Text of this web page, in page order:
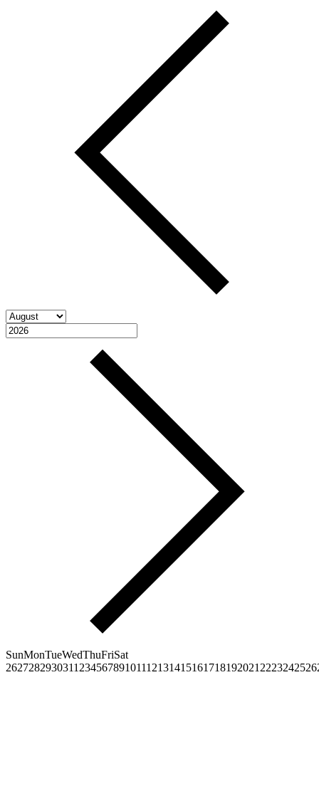
SunMonTueWedThuFriSat
2627282930311 23456789101112131415161718192021 2223242526